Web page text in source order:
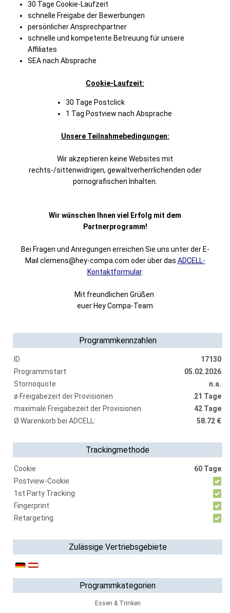
30 Tage Cookie-Laufzeit
schnelle Freigabe der Bewerbungen
persönlicher Ansprechpartner
schnelle und kompetente Betreuung für unsere
Affiliates
SEA nach Absprache
Cookie-Laufzeit:
30 Tage Postclick
1 Tag Postview nach Absprache
Unsere Teilnahmebedingungen:
Wir akzeptieren keine Websites mit
rechts-/sittenwidrigen, gewaltverherrlichenden oder
pornografischen Inhalten.
Wir wünschen Ihnen viel Erfolg mit dem
Partnerprogramm!
Bei Fragen und Anregungen erreichen Sie uns unter der E-
Mail clemens@hey-compa.com oder über das ADCELL-
Kontaktformular.
Mit freundlichen Grüßen
euer Hey Compa-Team
Programmkennzahlen
ID
17130
Programmstart
05.02.2026
Stornoquote
n.a.
ø Freigabezeit der Provisionen
21 Tage
maximale Freigabezeit der Provisionen
42 Tage
Ø Warenkorb bei ADCELL:
58.72 €
Trackingmethode
Cookie
60 Tage
Postview-Cookie
1st Party Tracking
Fingerprint
Retargeting
Zulässige Vertriebsgebiete
Programmkategorien
Essen & Trinken